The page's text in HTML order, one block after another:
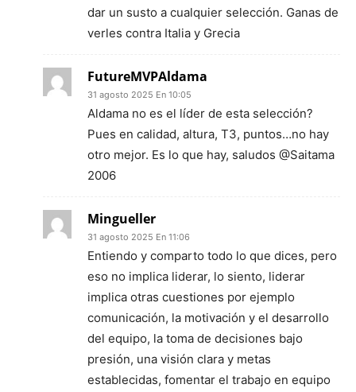
dar un susto a cualquier selección. Ganas de
verles contra Italia y Grecia
FutureMVPAldama
31 agosto 2025 En 10:05
Aldama no es el líder de esta selección?
Pues en calidad, altura, T3, puntos…no hay
otro mejor. Es lo que hay, saludos @Saitama
2006
Mingueller
31 agosto 2025 En 11:06
Entiendo y comparto todo lo que dices, pero
eso no implica liderar, lo siento, liderar
implica otras cuestiones por ejemplo
comunicación, la motivación y el desarrollo
del equipo, la toma de decisiones bajo
presión, una visión clara y metas
establecidas, fomentar el trabajo en equipo